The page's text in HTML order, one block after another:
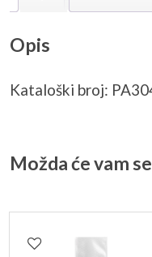
Opis
Kataloški broj:
Možda će vam